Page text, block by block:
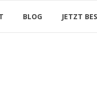
BLOG JETZT